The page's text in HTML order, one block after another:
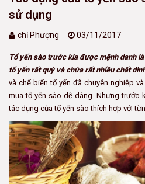
sử dụng
chị Phượng 03/11/2017
Tổ yến sào trước kia được mệnh danh
tổ yến rất quý và chứa rất nhiều chất
và chế biến tổ yến đã chuyên nghiệp
mua tổ yến sào dễ dàng. Nhưng trước
tác dụng của tổ yến sào thích hợp với